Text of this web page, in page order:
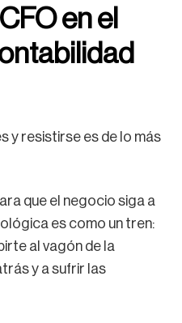
en el
y resistirse es de lo más
que el negocio siga a
es como un tren:
al vagón de la
y a sufrir las